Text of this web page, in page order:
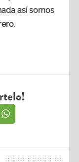
así somos